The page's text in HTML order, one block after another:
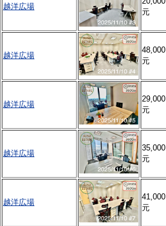
越洋広場
元
越洋広場
48,000
元
越洋広場
29,000
元
越洋広場
35,000
元
越洋広場
41,000
元